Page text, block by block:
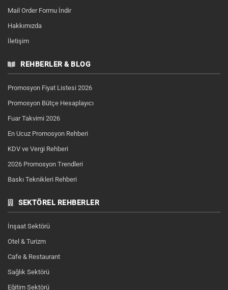
Mail Order Formu İndir
Hakkımızda
İletişim
REHBERLER & BLOG
Promosyon Fiyat Listesi 2026
Promosyon Bütçe Hesaplayıcı
Fuar Takvimi 2026
En Ucuz Promosyon Rehberi
KDV ve Vergi Rehberi
2026 Promosyon Trendleri
Baskı Teknikleri Rehberi
SEKTÖREL REHBERLER
İnşaat Sektörü
Otel & Turizm
Cafe & Restaurant
Sağlık Sektörü
Eğitim Sektörü